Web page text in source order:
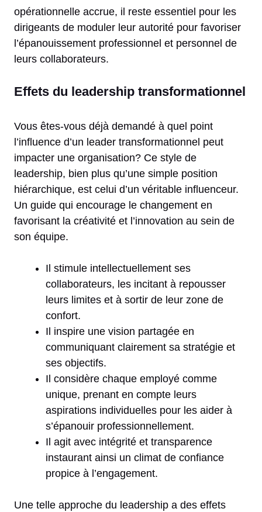
opérationnelle accrue, il reste essentiel pour les
dirigeants de moduler leur autorité pour favoriser
l’épanouissement professionnel et personnel de
leurs collaborateurs.
Effets du leadership transformationnel
Vous êtes-vous déjà demandé à quel point
l’influence d’un leader transformationnel peut
impacter une organisation? Ce style de
leadership, bien plus qu’une simple position
hiérarchique, est celui d’un véritable influenceur.
Un guide qui encourage le changement en
favorisant la créativité et l’innovation au sein de
son équipe.
Il stimule intellectuellement ses
collaborateurs, les incitant à repousser
leurs limites et à sortir de leur zone de
confort.
Il inspire une vision partagée en
communiquant clairement sa stratégie et
ses objectifs.
Il considère chaque employé comme
unique, prenant en compte leurs
aspirations individuelles pour les aider à
s’épanouir professionnellement.
Il agit avec intégrité et transparence
instaurant ainsi un climat de confiance
propice à l’engagement.
Une telle approche du leadership a des effets